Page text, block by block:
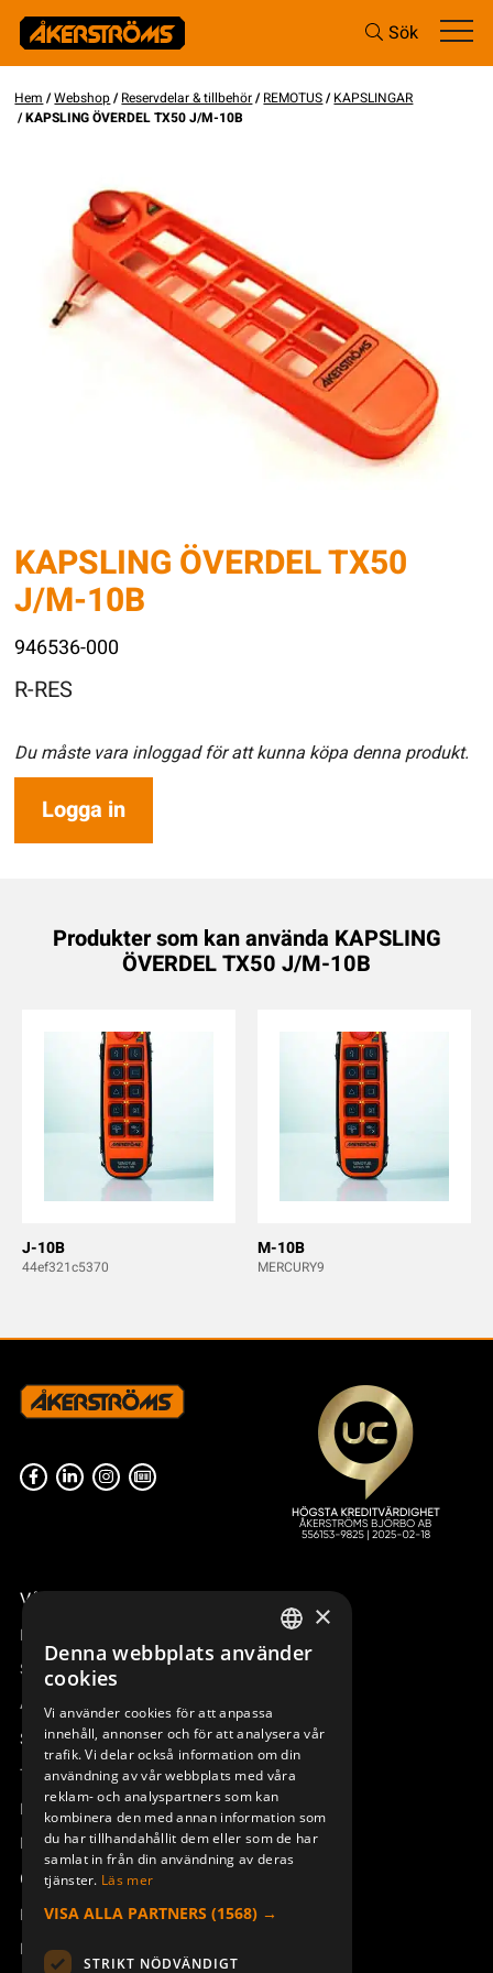
Sök
Hem /Webshop/Reservdelar & tillbehör/REMOTUS/KAPSLINGAR
/ KAPSLING ÖVERDEL TX50 J/M-10B
KAPSLING ÖVERDEL TX50
J/M-10B
946536-000
R-RES
Du måste vara inloggad för att kunna köpa denna produkt.
Logga in
Produkter som kan använda KAPSLING
ÖVERDEL TX50 J/M-10B
J-10B
44ef321c5370
M-10B
MERCURY9
Våra radiostyrningar – översikt
Remotus
Sesam
Access_Ctrl
Support
Teknisk support
Boka service
Manualer och videoinstruktioner
Om Åkerströms
Kontakt
Nyheter
SWEDISH
DEUTSCH
×
Denna webbplats använder
cookies
Vi använder cookies för att anpassa
innehåll, annonser och för att analysera vår
trafik. Vi delar också information om din
användning av vår webbplats med våra
reklam- och analyspartners som kan
kombinera den med annan information som
du har tillhandahållit dem eller som de har
samlat in från din användning av deras
tjänster. Läs mer
VISA ALLA PARTNERS (1568) →
STRIKT NÖDVÄNDIGT